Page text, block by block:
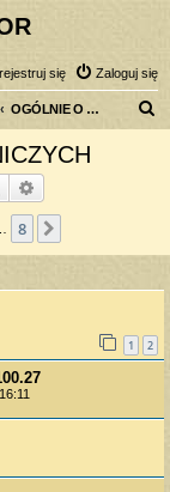
Zaloguj się
się
OGÓLNIE O MASZYNACH ROLNICZYCH
Szukaj
8
1 2